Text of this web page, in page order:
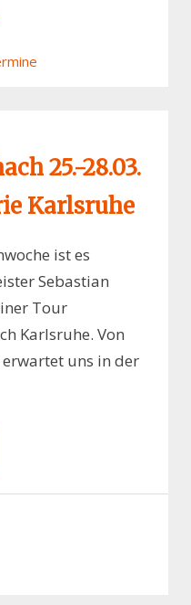
25.-28.03.
Karlsruhe
ist es
Sebastian
Tour
Karlsruhe. Von
uns in der